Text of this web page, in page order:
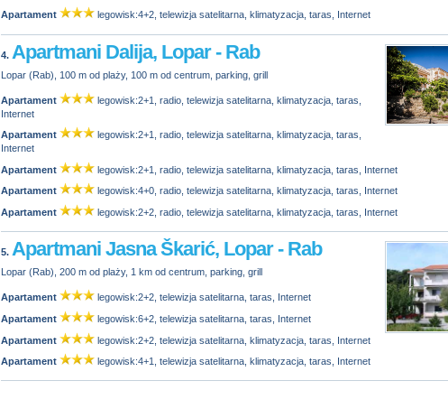
Apartament
legowisk:4+2, telewizja satelitarna, klimatyzacja, taras, Internet
4. Apartmani Dalija, Lopar - Rab
Lopar (Rab), 100 m od plaży, 100 m od centrum, parking, grill
Apartament
legowisk:2+1, radio, telewizja satelitarna, klimatyzacja, taras,
Internet
Apartament
legowisk:2+1, radio, telewizja satelitarna, klimatyzacja, taras,
Internet
Apartament
legowisk:2+1, radio, telewizja satelitarna, klimatyzacja, taras, Internet
Apartament
legowisk:4+0, radio, telewizja satelitarna, klimatyzacja, taras, Internet
Apartament
legowisk:2+2, radio, telewizja satelitarna, klimatyzacja, taras, Internet
5. Apartmani Jasna Škarić, Lopar - Rab
Lopar (Rab), 200 m od plaży, 1 km od centrum, parking, grill
Apartament
legowisk:2+2, telewizja satelitarna, taras, Internet
Apartament
legowisk:6+2, telewizja satelitarna, taras, Internet
Apartament
legowisk:2+2, telewizja satelitarna, klimatyzacja, taras, Internet
Apartament
legowisk:4+1, telewizja satelitarna, klimatyzacja, taras, Internet